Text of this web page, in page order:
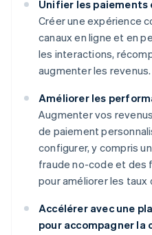
Unifier les paiements
Créer une expérience
canaux en ligne et en
les interactions,
augmenter les revenus.
Améliorer les
Augmenter vos
de paiement
configurer, y compris
fraude no-code et des
pour améliorer les taux
Accélérer avec une
pour accompagner la